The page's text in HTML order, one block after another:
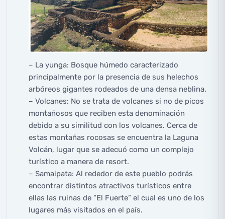
– La yunga: Bosque húmedo caracterizado
principalmente por la presencia de sus helechos
arbóreos gigantes rodeados de una densa neblina.
– Volcanes: No se trata de volcanes si no de picos
montañosos que reciben esta denominación
debido a su similitud con los volcanes. Cerca de
estas montañas rocosas se encuentra la Laguna
Volcán, lugar que se adecuó como un complejo
turístico a manera de resort.
– Samaipata: Al rededor de este pueblo podrás
encontrar distintos atractivos turísticos entre
ellas las ruinas de “El Fuerte” el cual es uno de los
lugares más visitados en el país.